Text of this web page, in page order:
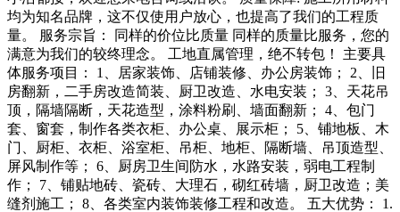
均为知名品牌，这不仅使用户放心，也提高了我们的工程质
量。 服务宗旨： 同样的价位比质量 同样的质量比服务，您的
满意为我们的较终理念。 工地直属管理，绝不转包！ 主要具
体服务项目： 1、居家装饰、店铺装修、办公房装饰； 2、旧
房翻新，二手房改造简装、厨卫改造、水电安装； 3、天花吊
顶，隔墙隔断，天花造型，涂料粉刷、墙面翻新； 4、包门
套、窗套，制作各类衣柜、办公桌、展示柜； 5、铺地板、木
门、厨柜、衣柜、浴室柜、吊柜、地柜、隔断墙、吊顶造型、
屏风制作等； 6、厨房卫生间防水，水路安装，弱电工程制
作； 7、铺贴地砖、瓷砖、大理石，砌红砖墙，厨卫改造；美
缝剂施工； 8、各类室内装饰装修工程和改造。 五大优势： 1.